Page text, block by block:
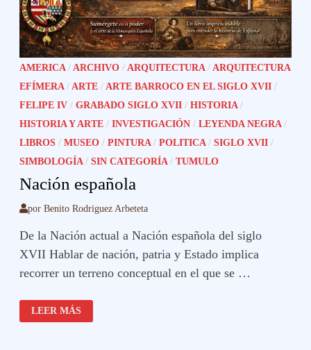
AMERICA / ARCHIVO / ARQUITECTURA / ARQUITECTURA
EFÍMERA / ARTE / ARTE BARROCO EN EL SIGLO XVII /
FELIPE IV /GRABADO SIGLO XVII /HISTORIA /
HISTORIA Y ARTE /INVESTIGACIÓN /LEYENDA NEGRA /
LIBROS /MUSEO /PINTURA /POLITICA /SIGLO XVII /
SIMBOLOGÍA /SIN CATEGORÍA /TUMULO
Nación española
porBenito Rodriguez Arbeteta
De la Nación actual a Nación española del siglo
XVII Hablar de nación, patria y Estado implica
recorrer un terreno conceptual en el que se …
NACIÓN
ESPAÑOLA
LEER MÁS